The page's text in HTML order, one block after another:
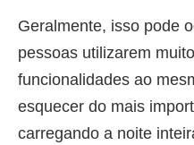
Geralmente, isso pode
pessoas utilizarem
funcionalidades ao
esquecer do mais
carregando a noite